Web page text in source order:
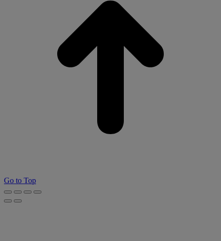
Go to Top